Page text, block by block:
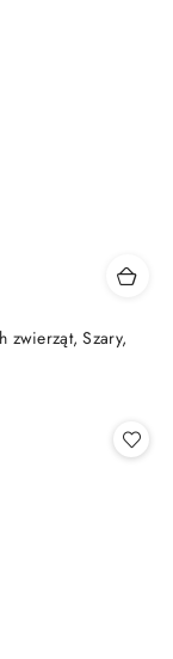
zwierząt, Szary,